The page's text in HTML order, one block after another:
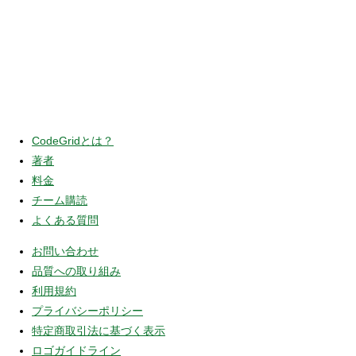
CodeGridとは？
著者
料金
チーム購読
よくある質問
お問い合わせ
品質への取り組み
利用規約
プライバシーポリシー
特定商取引法に基づく表示
ロゴガイドライン